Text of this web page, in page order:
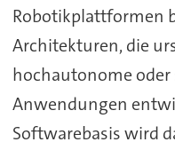
Robotikplattformen
Architekturen, die
hochautonome
Anwendungen
Softwarebasis wird